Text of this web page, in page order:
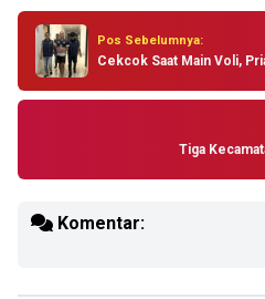
Pos Sebelumnya:
Cekcok Saat Main Voli,
Tiga
Komentar: